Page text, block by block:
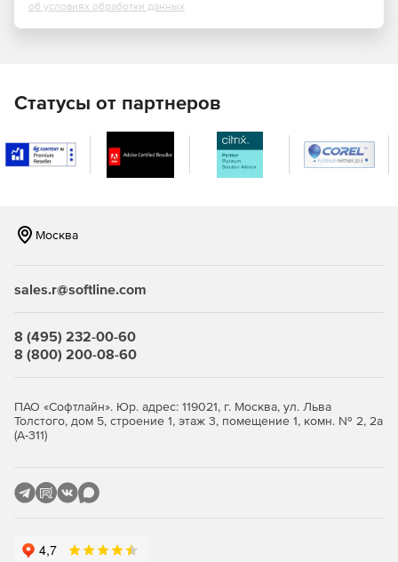
Фильтрация контента.
Профили защиты:
Межсетевых экранов типа «А» 4-ого класса
(ИТ.МЭ.А4.ПЗ).
Кому подходит межсетевой экран ИКС ФСТЭК?
класса защищенности включительно.
Значимые объекты критической информационной
Автоматизированные системы управления
производственными и технологическими процессами
Информационные системы общего пользования 2
об условиях обработки данных
Статусы от партнеров
Москва
sales.r@softline.com
8 (495) 232-00-60
8 (800) 200-08-60
ПАО «Софтлайн». Юр. адрес: 119021, г. Москва, ул. Льва
Толстого, дом 5, строение 1, этаж 3, помещение 1, комн. № 2, 2а
(А-311)